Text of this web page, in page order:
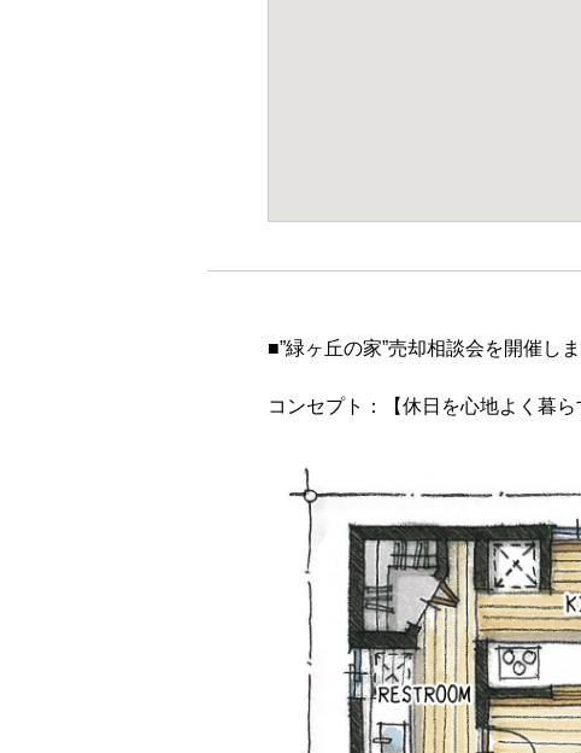
■”緑ヶ丘の家”売却相談会を開催しま
コンセプト：【休日を心地よく暮ら